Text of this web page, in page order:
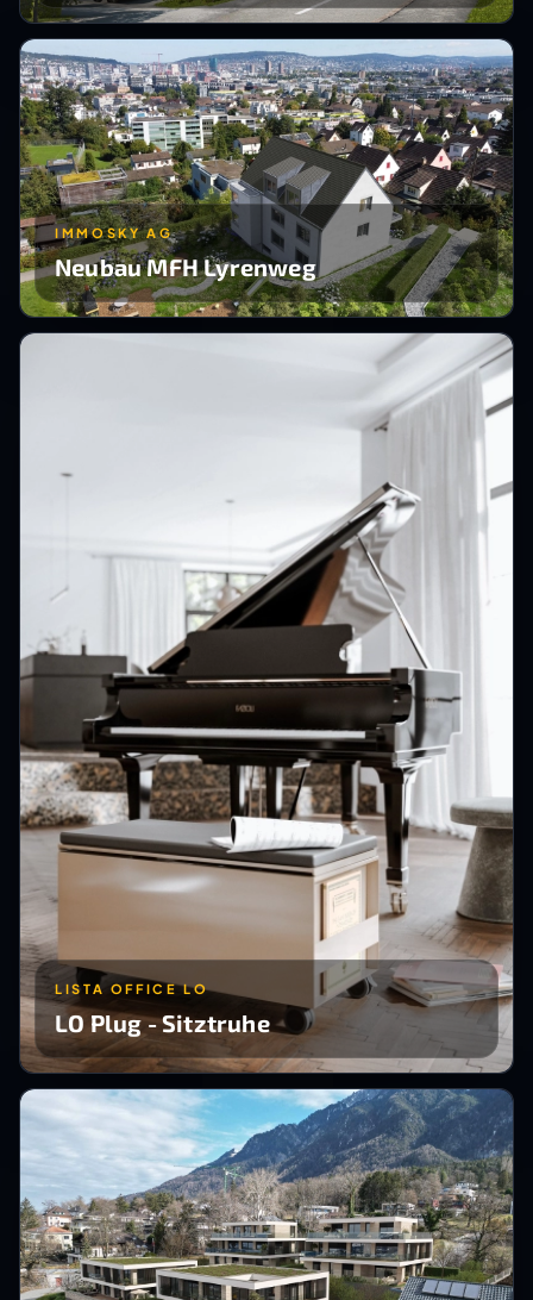
IMMOSKY AG
Neubau MFH Lyrenweg
LISTA OFFICE LO
LO Plug - Sitztruhe